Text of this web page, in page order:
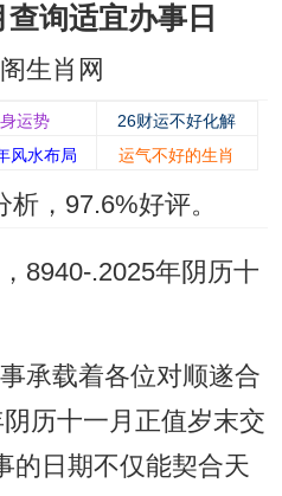
询适宜办事日
生肖网
运势
26财运不好化解
风水布局 运气不好的生肖
析， 97.6%好评。
8940-.2025年阴历十
承载着各位对顺遂合
历十一月正值岁末交
的日期不仅能契合天